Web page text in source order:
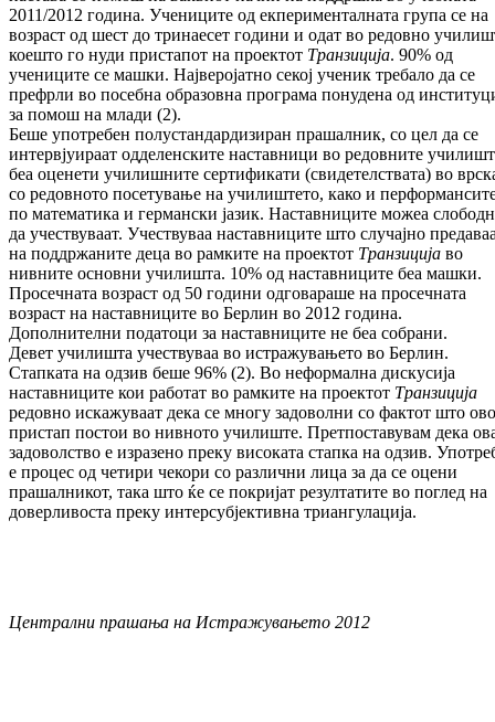
2011/2012 година. Учениците од екперименталната група се на
возраст од шест до тринаесет години и одат во редовно
коешто го нуди пристапот на проектот Транзиција. 90% од
учениците се машки. Најверојатно секој ученик требало да се
префрли во посебна образовна програма понудена од
за помош на млади (2).
Беше употребен полустандардизиран прашалник, со цел да се
интервјуираат одделенските наставници во редовните
беа оценети училишните сертификати (свидетелствата) во
со редовното посетување на училиштето, како и
по математика и германски јазик. Наставниците можеа
да учествуваат. Учествуваа наставниците што случајно
на поддржаните деца во рамките на проектот Транзиција во
нивните основни училишта. 10% од наставниците беа машки.
Просечната возраст од 50 години одговараше на просечната
возраст на наставниците во Берлин во 2012 година.
Дополнителни податоци за наставниците не беа собрани.
Девет училишта учествуваа во истражувањето во Берлин.
Стапката на одзив беше 96% (2). Во неформална дискусија
наставниците кои работат во рамките на проектот Транзиција
редовно искажуваат дека се многу задоволни со фактот што
пристап постои во нивното училиште. Претпоставувам дека
задоволство е изразено преку високата стапка на одзив.
е процес од четири чекори со различни лица за да се оцени
прашалникот, така што ќе се покријат резултатите во поглед на
доверливоста преку интерсубјективна триангулација.
Централни прашања на Истражувањето 2012